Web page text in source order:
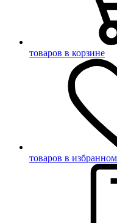
товаров в корзине
товаров в избранном